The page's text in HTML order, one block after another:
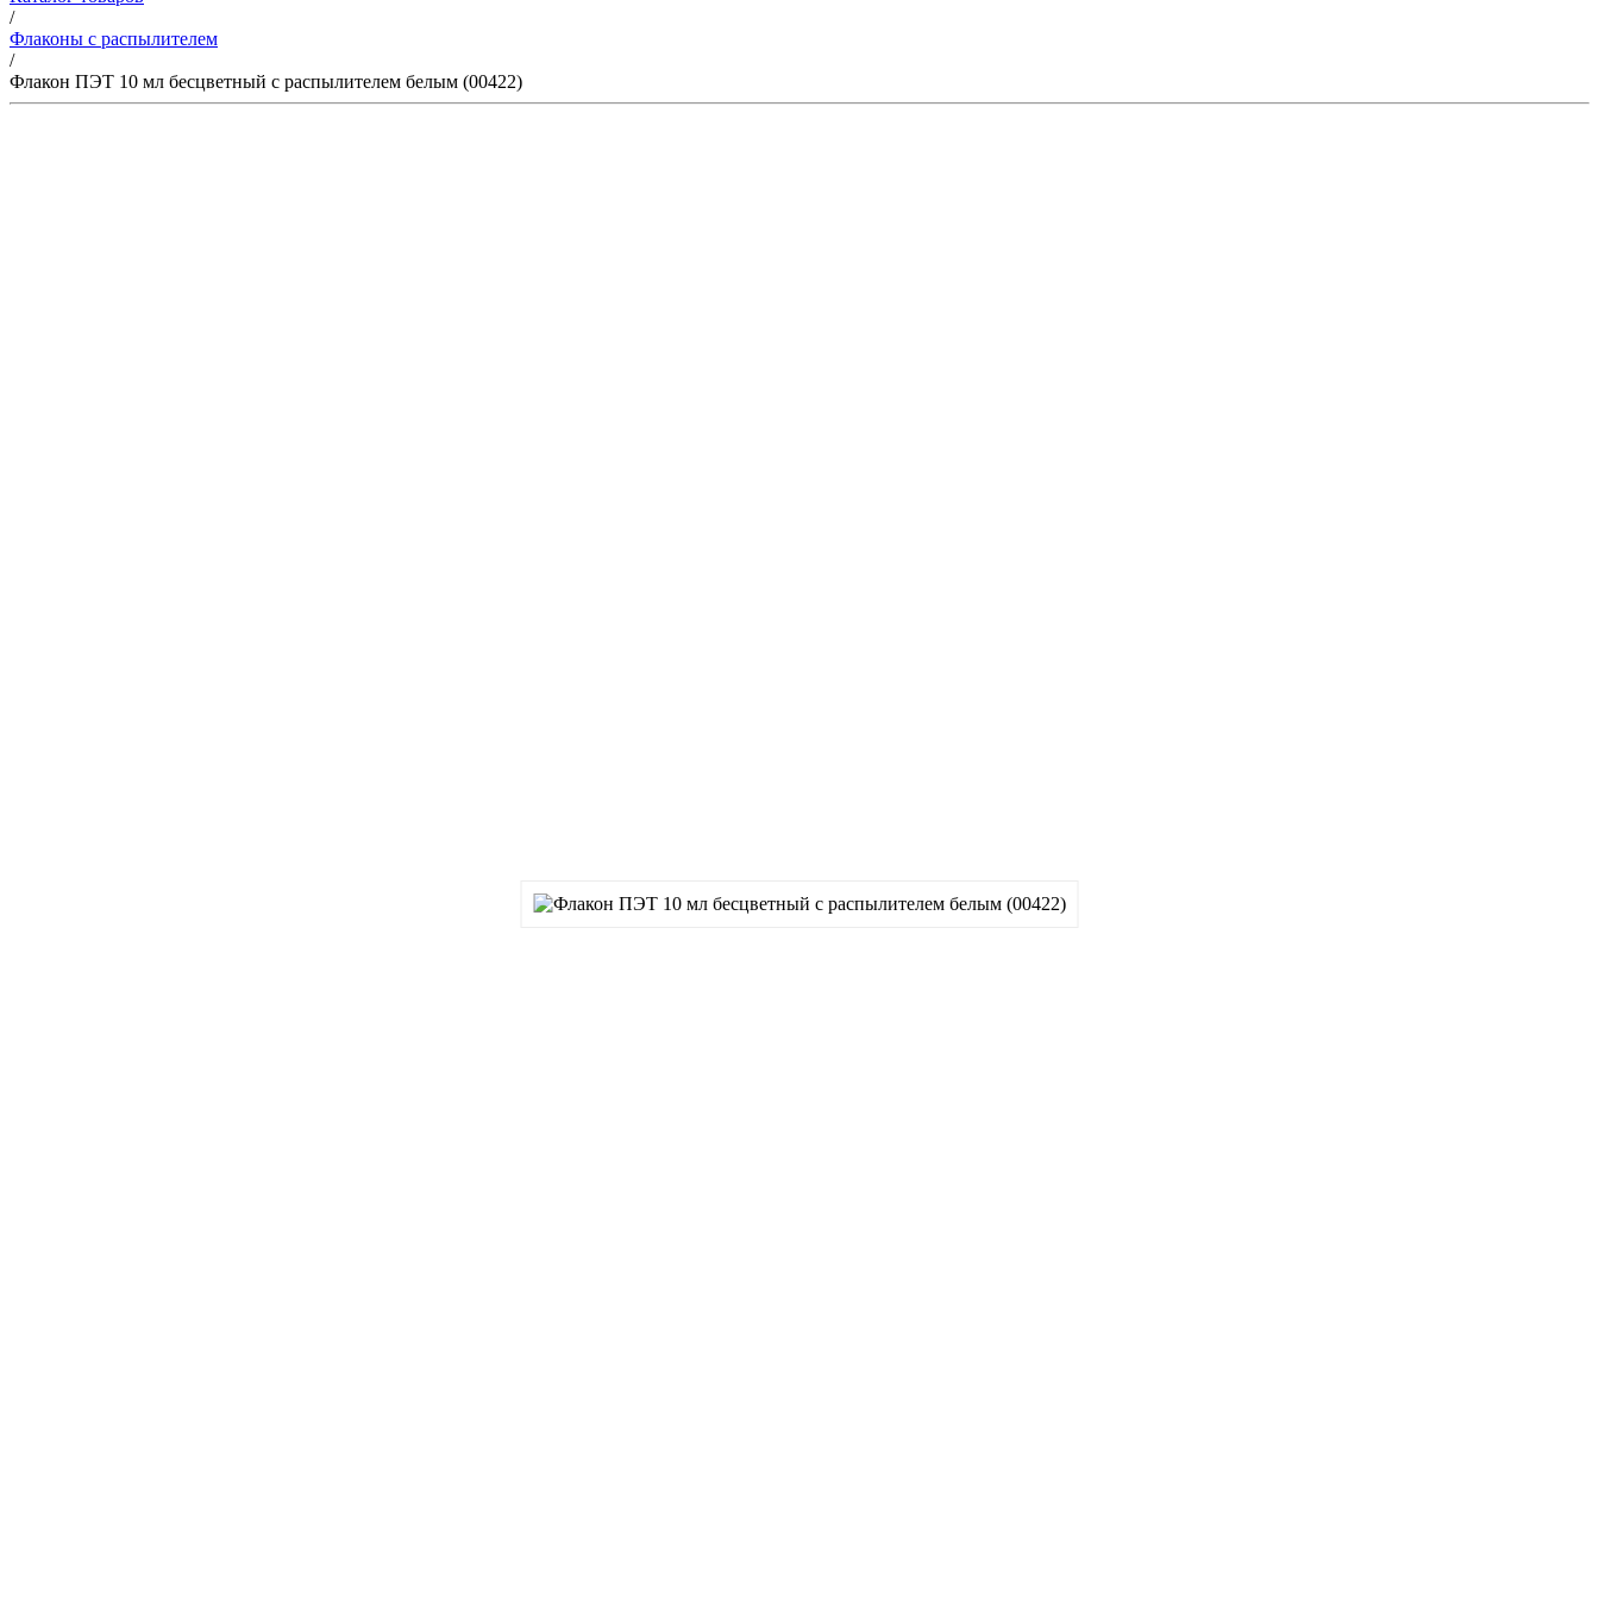
/
Флаконы с распылителем
/
Флакон ПЭТ 10 мл бесцветный с распылителем белым (00422)